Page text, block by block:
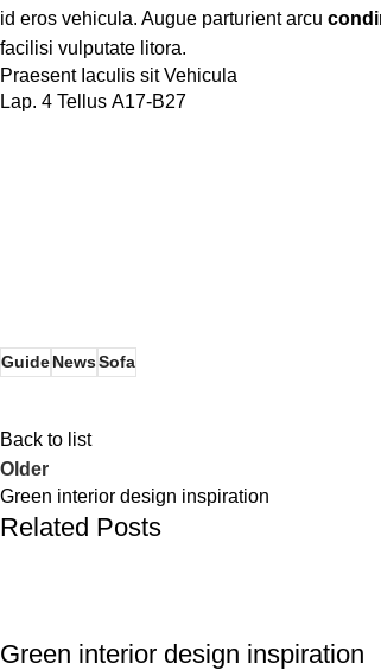
id eros vehicula. Augue parturient arcu
facilisi vulputate litora.
Praesent Iaculis sit Vehicula
Lap. 4 Tellus A17-B27
GuideNewsSofa
Back to list
Older
Green interior design inspiration
Related Posts
Green interior design inspiration